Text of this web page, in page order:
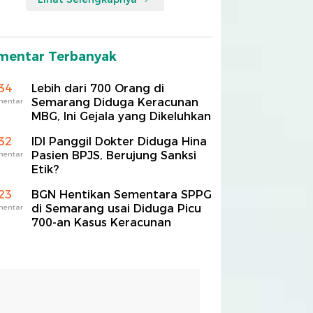
Terbanyak
Lebih dari 700 Orang di
Semarang Diduga Keracunan
MBG, Ini Gejala yang Dikeluhkan
IDI Panggil Dokter Diduga Hina
Pasien BPJS, Berujung Sanksi
Etik?
BGN Hentikan Sementara SPPG
di Semarang usai Diduga Picu
700-an Kasus Keracunan